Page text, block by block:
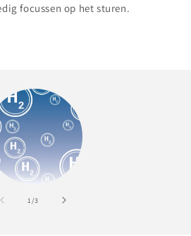
focussen op het sturen.
1/van
3